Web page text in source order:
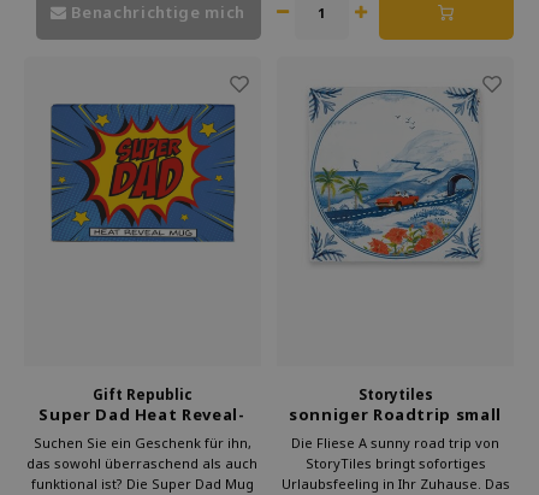
Benachrichtige mich
Gift Republic
Super Dad Heat Reveal-
Becher
Suchen Sie ein Geschenk für ihn,
das sowohl überraschend als auch
funktional ist? Die Super Dad Mug
Storytiles
sonniger Roadtrip small
Die Fliese A sunny road trip von
StoryTiles bringt sofortiges
Urlaubsfeeling in Ihr Zuhause. Das